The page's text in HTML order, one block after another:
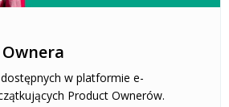
w platformie e-
Product Ownerów.